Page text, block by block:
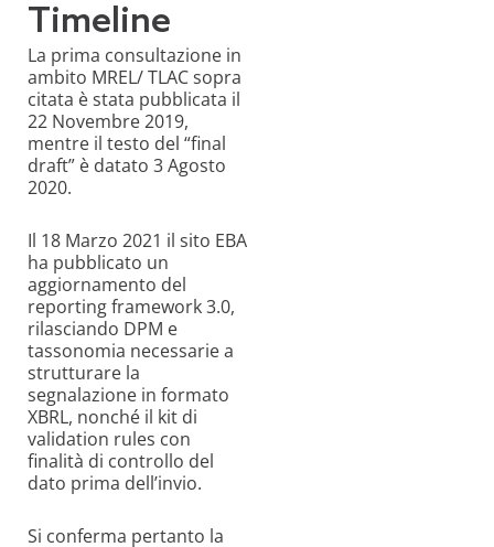
Timeline
La prima consultazione in
ambito MREL/ TLAC sopra
citata è stata pubblicata il
22 Novembre2019,
mentre il testo del “final
draft” è datato 3 Agosto
2020.
Il 18 Marzo 2021 il sito EBA
ha pubblicato un
aggiornamento del
reporting framework 3.0,
rilasciando DPM e
tassonomia necessarie a
strutturare la
segnalazione in formato
XBRL, nonché il kit di
validation rules con
finalità di controllo del
dato prima dell’invio.
Si conferma pertanto la